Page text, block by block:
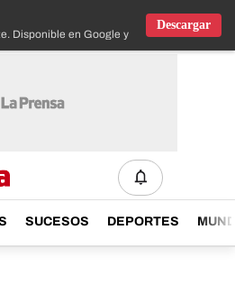
Disponible en Google y IOS
Descargar
SUCESOS DEPORTES